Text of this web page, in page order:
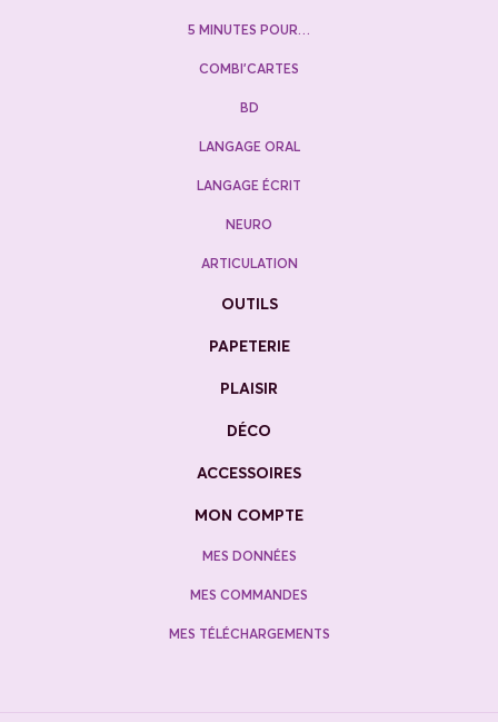
5 MINUTES POUR…
COMBI’CARTES
BD
LANGAGE ORAL
LANGAGE ÉCRIT
NEURO
ARTICULATION
OUTILS
PAPETERIE
PLAISIR
DÉCO
ACCESSOIRES
MON COMPTE
MES DONNÉES
MES COMMANDES
MES TÉLÉCHARGEMENTS